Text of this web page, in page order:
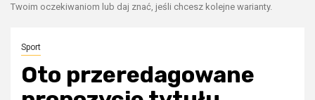
Twoim oczekiwaniom lub daj znać, jeśli chcesz kolejne warianty.
Sport
Oto przeredagowane